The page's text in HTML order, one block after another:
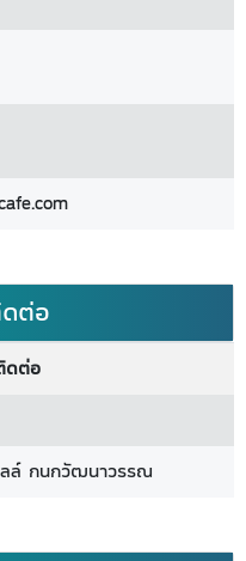
ต่อ
ดต่อ
ล์ กนกวัฒนาวรรณ